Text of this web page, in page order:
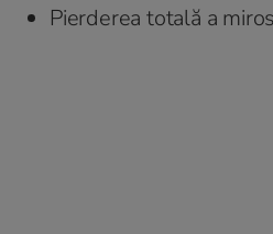
Pierderea totală a